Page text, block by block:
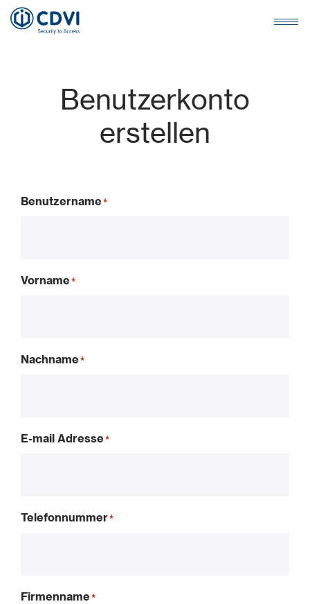
Benutzerkonto
erstellen
Benutzername
Vorname
Nachname
E-mail Adresse
Telefonnummer
Firmenname